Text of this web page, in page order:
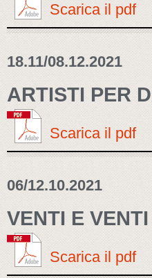
Scarica il pdf
18.11/08.12.2021
ARTISTI PER
Scarica il pdf
06/12.10.2021
VENTI E
Scarica il pdf